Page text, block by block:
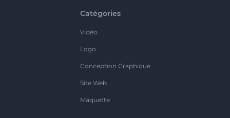
Catégories
Vidéo
Logo
Conception Graphique
Site Web
Maquette